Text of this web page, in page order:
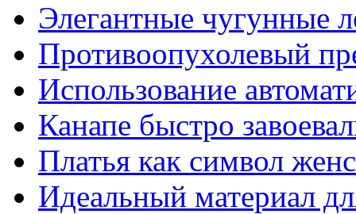
Элегантные чугунные
Противоопухолевый
Использование
Канапе быстро
Платья как символ
Идеальный материал